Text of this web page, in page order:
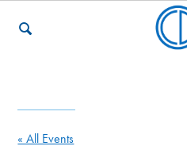
« All Events